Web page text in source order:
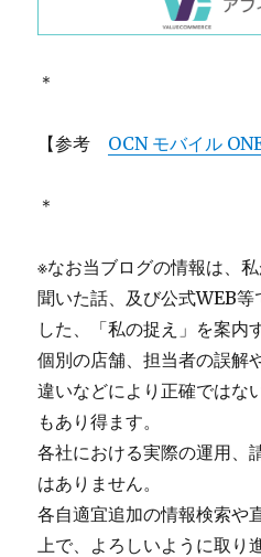
＊
【参考 OCN モバイル
＊
※なお当ブログの情報は、
聞いた話、及び公式WEB
した、「私の捉え」を案内
個別の店舗、担当者の誤解
違いなどにより正確ではな
もあり得ます。
各社における実際の運用、
はありません。
各自適宜追加の情報検索や
上で、よろしいように取り